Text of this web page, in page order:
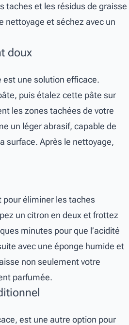
taches et les résidus de graisse
nettoyage et séchez avec un
doux
est une solution efficace.
puis étalez cette pâte sur
les zones tachées de votre
un léger abrasif, capable de
surface. Après le nettoyage,
pour éliminer les taches
un citron en deux et frottez
minutes pour que l’acidité
avec une éponge humide et
non seulement votre
parfumée.
est une autre option pour